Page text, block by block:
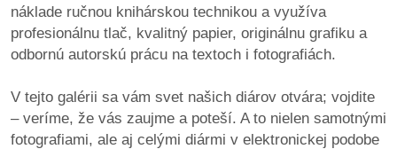
dobrá
prax
práca
odkazy
náklade ručnou knihárskou technikou a využíva
profesionálnu tlač, kvalitný papier, originálnu grafiku a
odbornú autorskú prácu na textoch i fotografiách.
V tejto galérii sa vám svet našich diárov otvára; vojdite
– veríme, že vás zaujme a poteší. A to nielen samotnými
fotografiami, ale aj celými diármi v elektronickej podobe